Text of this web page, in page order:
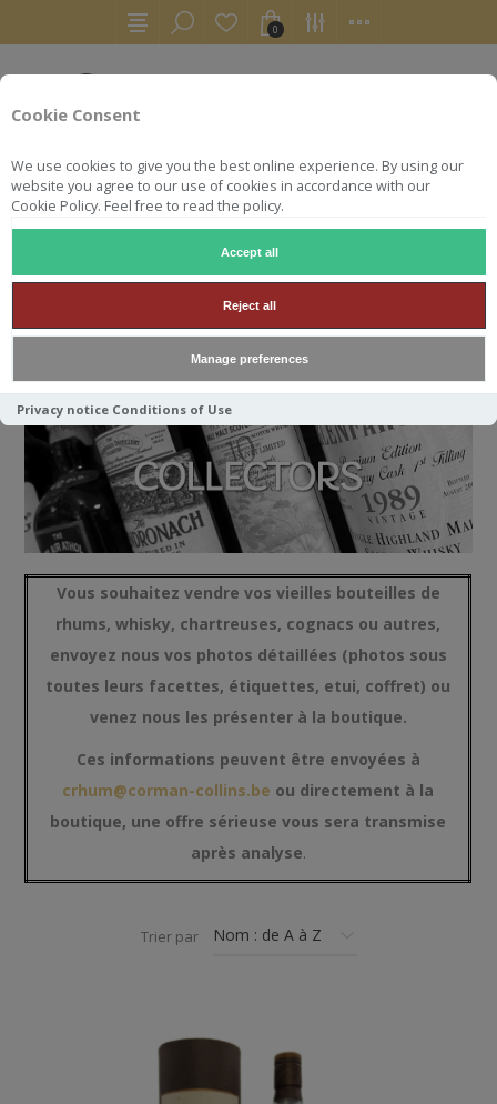
Cookie Consent
We use cookies to give you the best online experience. By using our
website you agree to our use of cookies in accordance with our
Cookie Policy. Feel free to read the policy.
Accept all
Reject all
Manage preferences
Privacy notice Conditions of Use
0
ACCUEIL COLLECTORS
COLLECTORS
Vous souhaitez vendre vos vieilles bouteilles de
rhums, whisky, chartreuses, cognacs ou autres,
envoyez nous vos photos détaillées (photos sous
toutes leurs facettes, étiquettes, etui, coffret) ou
venez nous les présenter à la boutique.
Ces informations peuvent être envoyées à
crhum@corman-collins.be ou directement à la
boutique, une offre sérieuse vous sera transmise
après analyse.
Trier par